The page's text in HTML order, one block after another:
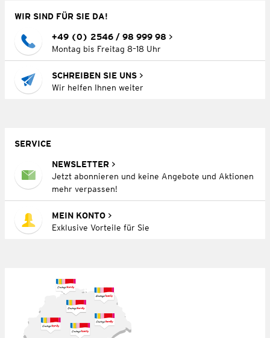
WIR SIND FÜR SIE DA!
+49 (0) 2546 / 98 999 98
Montag bis Freitag 8–18 Uhr
SCHREIBEN SIE UNS
Wir helfen Ihnen weiter
SERVICE
NEWSLETTER
Jetzt abonnieren und keine Angebote und Aktionen
mehr verpassen!
MEIN KONTO
Exklusive Vorteile für Sie